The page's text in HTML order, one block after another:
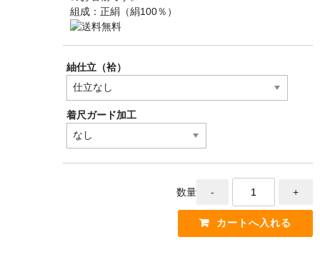
組成：正絹（絹100％）
紬仕立（袷）
着尺ガード加工
数量